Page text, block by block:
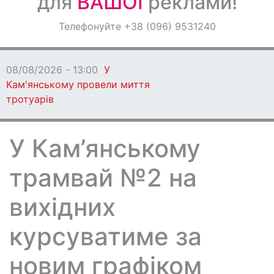
ОголошенняТелефонуйте +38 (096) 9531240
08/08/2026 - 13:00 У
Кам'янському провели миття
тротуарів
У Кам’янському
трамвай №2 на
вихідних
курсуватиме за
новим графіком